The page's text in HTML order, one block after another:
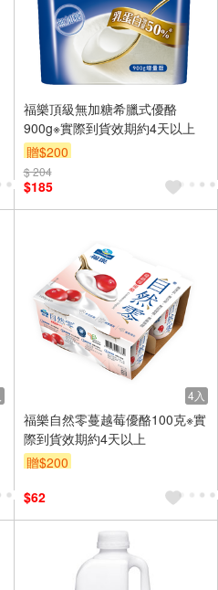
福樂頂級無加糖希臘式優酪
900g※實際到貨效期約4天以上
贈$200
$ 204
$185
4入
福樂自然零蔓越莓優酪100克※實
際到貨效期約4天以上
贈$200
$62